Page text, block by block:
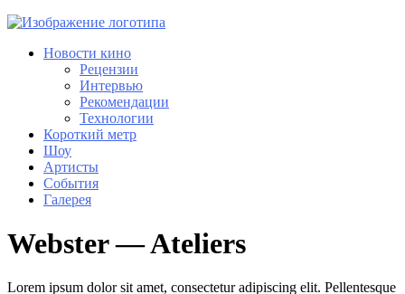
Новости кино
Рецензии
Интервью
Рекомендации
Технологии
Короткий метр
Шоу
Артисты
События
Галерея
Webster — Ateliers
Lorem ipsum dolor sit amet, consectetur adipiscing elit. Pellentesque